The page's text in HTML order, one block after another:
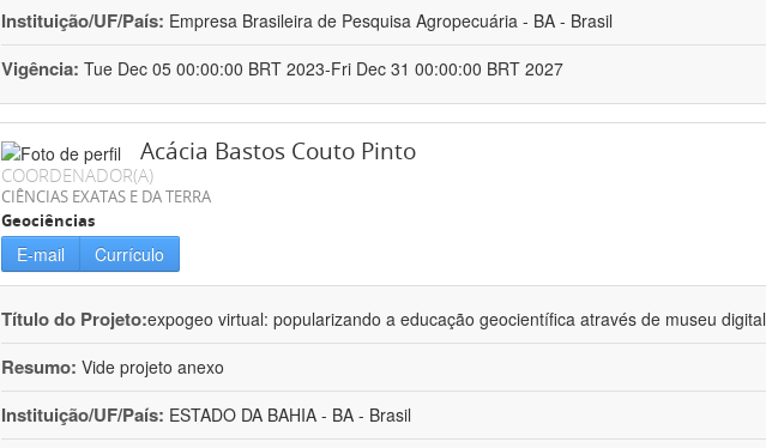
Instituição/UF/País: Empresa Brasileira de Pesquisa Agropecuária - BA - Brasil
Vigência: Tue Dec 05 00:00:00 BRT 2023-Fri Dec 31 00:00:00 BRT 2027
Acácia Bastos Couto Pinto
COORDENADOR(A)
CIÊNCIAS EXATAS E DA TERRA
Geociências
E-mail Currículo
Título do Projeto:expogeo virtual: popularizando a educação geocientífica através de museu digital
Resumo: Vide projeto anexo
Instituição/UF/País: ESTADO DA BAHIA - BA - Brasil